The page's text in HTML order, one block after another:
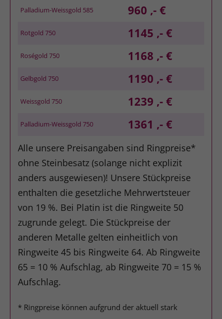
Palladium-Weissgold 585 960 ,- €
Rotgold 750 1145 ,- €
Roségold 750 1168 ,- €
Gelbgold 750 1190 ,- €
Weissgold 750 1239 ,- €
Palladium-Weissgold 750 1361 ,- €
Alle unsere Preisangaben sind Ringpreise*
ohne Steinbesatz (solange nicht explizit
anders ausgewiesen)! Unsere Stückpreise
enthalten die gesetzliche Mehrwertsteuer
von 19 %. Bei Platin ist die Ringweite 50
zugrunde gelegt. Die Stückpreise der
anderen Metalle gelten einheitlich von
Ringweite 45 bis Ringweite 64. Ab Ringweite
65 = 10 % Aufschlag, ab Ringweite 70 = 15 %
Aufschlag.
* Ringpreise können aufgrund der aktuell stark